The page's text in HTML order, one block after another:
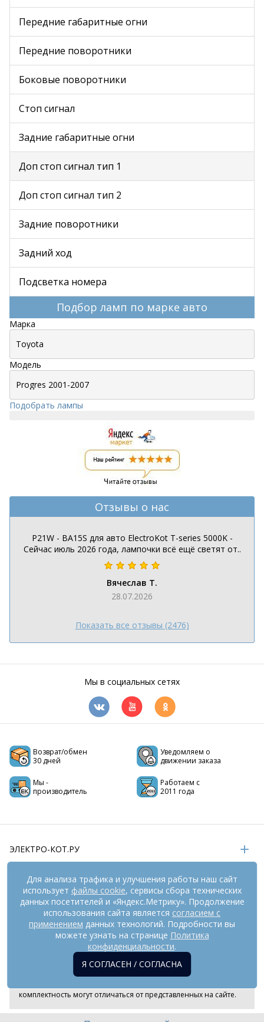
Передние габаритные огни
Передние поворотники
Боковые поворотники
Стоп сигнал
Задние габаритные огни
Доп стоп сигнал тип 1
Доп стоп сигнал тип 2
Задние поворотники
Задний ход
Подсветка номера
Подбор ламп по марке авто
Марка
Модель
Подобрать лампы
Отзывы о нас
P21W - BA15S для авто ElectroKot T-series 5000K -
Сейчас июль 2026 года, лампочки всё ещё светят от..
Вячеслав Т.
28.07.2026
Показать все отзывы (2476)
Мы в социальных сетях
Возврат/обмен
30 дней
Уведомляем о
движении заказа
Мы -
производитель
Работаем с
2011 года
ЭЛЕКТРО-КОТ.РУ
ИНФОРМАЦИЯ
РЕКВИЗИТЫ
На информационном ресурсе применяются
рекомендательные технологии (информационные технологии
предоставления информации на основе сбора,
систематизации и анализа сведений, относящихся к
предпочтениям пользователей сети «Интернет», находящихся
комплектность могут отличаться от представленных на сайте.
Для анализа трафика и улучшения работы наш сайт
использует файлы cookie, сервисы сбора технических
данных посетителей и «Яндекс.Метрику». Продолжение
использования сайта является согласием с
применением данных технологий. Подробности вы
можете узнать на странице Политика
конфиденциальности.
Я СОГЛАСЕН / СОГЛАСНА